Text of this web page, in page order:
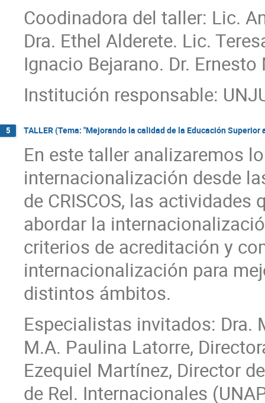
Coodinadora del taller: Lic.
Dra. Ethel Alderete. Lic.
Ignacio Bejarano. Dr. Ernesto
Institución responsable:
5 TALLER (Tema: "Mejorando la calidad de la Educación
En este taller analizaremos
internacionalización desde
de CRISCOS, las
abordar la
criterios de acreditación y
internacionalización para
distintos ámbitos.
Especialistas invitados: Dra.
M.A. Paulina Latorre,
Ezequiel Martínez, Director
de Rel. Internacionales